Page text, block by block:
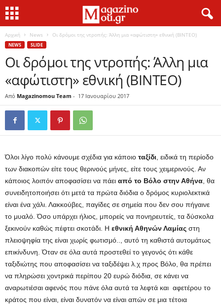
Αρχική News Οι δρόμοι της ντροπής: Άλλη μια «αφώτιστη» εθνική (ΒΙΝΤΕΟ)
NEWS SLIDE
Οι δρόμοι της ντροπής: Άλλη μια
«αφώτιστη» εθνική (ΒΙΝΤΕΟ)
Από Magazinomou Team - 17 Ιανουαρίου 2017
Όλοι λίγο πολύ κάνουμε σχέδια για κάποιο ταξίδι , ειδικά τη περίοδο
των διακοπών είτε τους θερινούς μήνες, είτε τους χειμερινούς. Αν
κάποιος λοιπόν αποφασίσει να πάει από το Βόλο στην Αθήνα , θα
συνειδητοποιήσει ότι μετά τα πρώτα διόδια ο δρόμος κυριολεκτικά
είναι ένα χάλι. Λακκούβες, παγίδες σε σημεία που δεν σου πήγαινε
το μυαλό. Όσο υπάρχει ήλιος, μπορείς να πονηρευτείς, τα δύσκολα
ξεκινούν καθώς πέφτει σκοτάδι. Η εθνική Αθηνών Λαμίας στη
πλειοψηφία της είναι χωρίς φωτισμό.., αυτό τη καθιστά αυτομάτως
επικίνδυνη. Όταν σε όλα αυτά προστεθεί το γεγονός ότι κάθε
ταξιδιώτης που αποφασίσει να ταξιδέψει λ.χ προς Βόλο, θα πρέπει
να πληρώσει χοντρικά περίπου 20 ευρώ διόδια, σε κάνει να
αναρωτιέσαι αφενός που πάνε όλα αυτά τα λεφτά και αφετέρου το
κράτος που είναι, είναι δυνατόν να είναι απών σε μια τέτοια